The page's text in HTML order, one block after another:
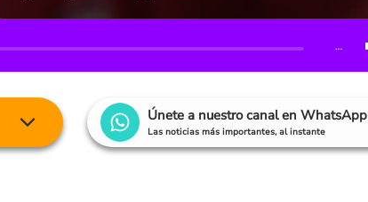
…
Únete a nuestro canal en WhatsApp
Las noticias más importantes, al instante